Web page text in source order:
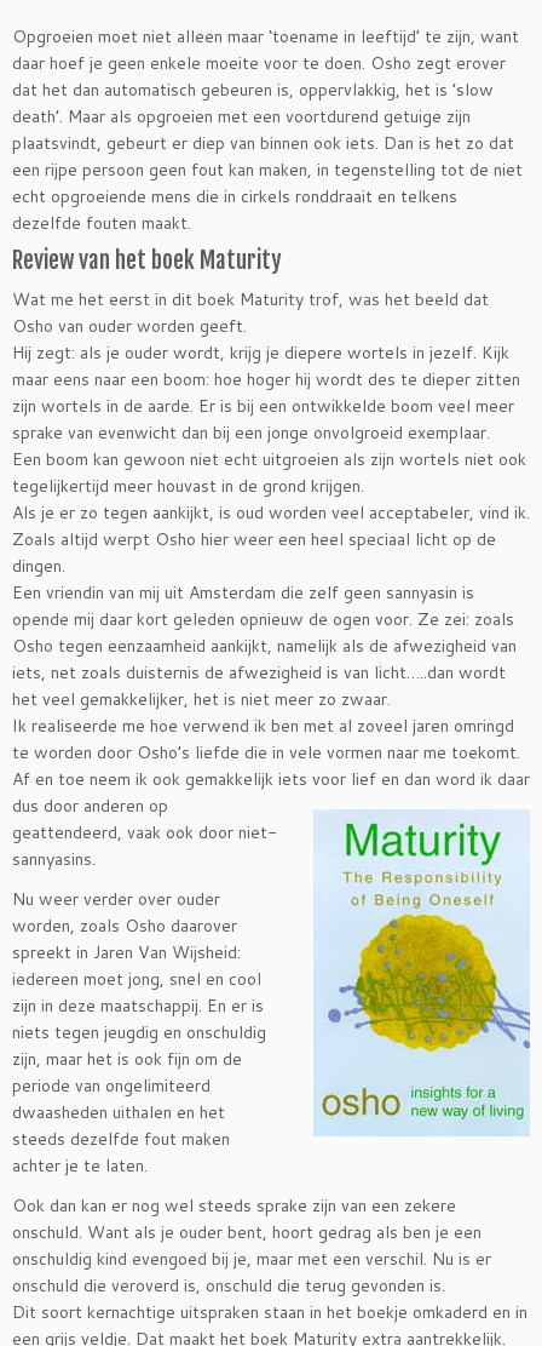
Opgroeien moet niet alleen maar ‘toename in leeftijd’ te zijn, want
daar hoef je geen enkele moeite voor te doen. Osho zegt erover
dat het dan automatisch gebeuren is, oppervlakkig, het is ’slow
death’. Maar als opgroeien met een voortdurend getuige zijn
plaatsvindt, gebeurt er diep van binnen ook iets. Dan is het zo dat
een rijpe persoon geen fout kan maken, in tegenstelling tot de niet
echt opgroeiende mens die in cirkels ronddraait en telkens
dezelfde fouten maakt.
Review van het boek Maturity
Wat me het eerst in dit boek Maturity trof, was het beeld dat
Osho van ouder worden geeft.
Hij zegt: als je ouder wordt, krijg je diepere wortels in jezelf. Kijk
maar eens naar een boom: hoe hoger hij wordt des te dieper zitten
zijn wortels in de aarde. Er is bij een ontwikkelde boom veel meer
sprake van evenwicht dan bij een jonge onvolgroeid exemplaar.
Een boom kan gewoon niet echt uitgroeien als zijn wortels niet ook
tegelijkertijd meer houvast in de grond krijgen.
Als je er zo tegen aankijkt, is oud worden veel acceptabeler, vind ik.
Zoals altijd werpt Osho hier weer een heel speciaal licht op de
dingen.
Een vriendin van mij uit Amsterdam die zelf geen sannyasin is
opende mij daar kort geleden opnieuw de ogen voor. Ze zei: zoals
Osho tegen eenzaamheid aankijkt, namelijk als de afwezigheid van
iets, net zoals duisternis de afwezigheid is van licht…..dan wordt
het veel gemakkelijker, het is niet meer zo zwaar.
Ik realiseerde me hoe verwend ik ben met al zoveel jaren omringd
te worden door Osho’s liefde die in vele vormen naar me toekomt.
Af en toe neem ik ook gemakkelijk iets voor lief en dan word ik daar
dus door anderen op
geattendeerd, vaak ook door niet-
sannyasins.
Nu weer verder over ouder
worden, zoals Osho daarover
spreekt in Jaren Van Wijsheid:
iedereen moet jong, snel en cool
zijn in deze maatschappij. En er is
niets tegen jeugdig en onschuldig
zijn, maar het is ook fijn om de
periode van ongelimiteerd
dwaasheden uithalen en het
steeds dezelfde fout maken
achter je te laten.
Ook dan kan er nog wel steeds sprake zijn van een zekere
onschuld. Want als je ouder bent, hoort gedrag als ben je een
onschuldig kind evengoed bij je, maar met een verschil. Nu is er
onschuld die veroverd is, onschuld die terug gevonden is.
Dit soort kernachtige uitspraken staan in het boekje omkaderd en in
een grijs veldje. Dat maakt het boek Maturity extra aantrekkelijk.